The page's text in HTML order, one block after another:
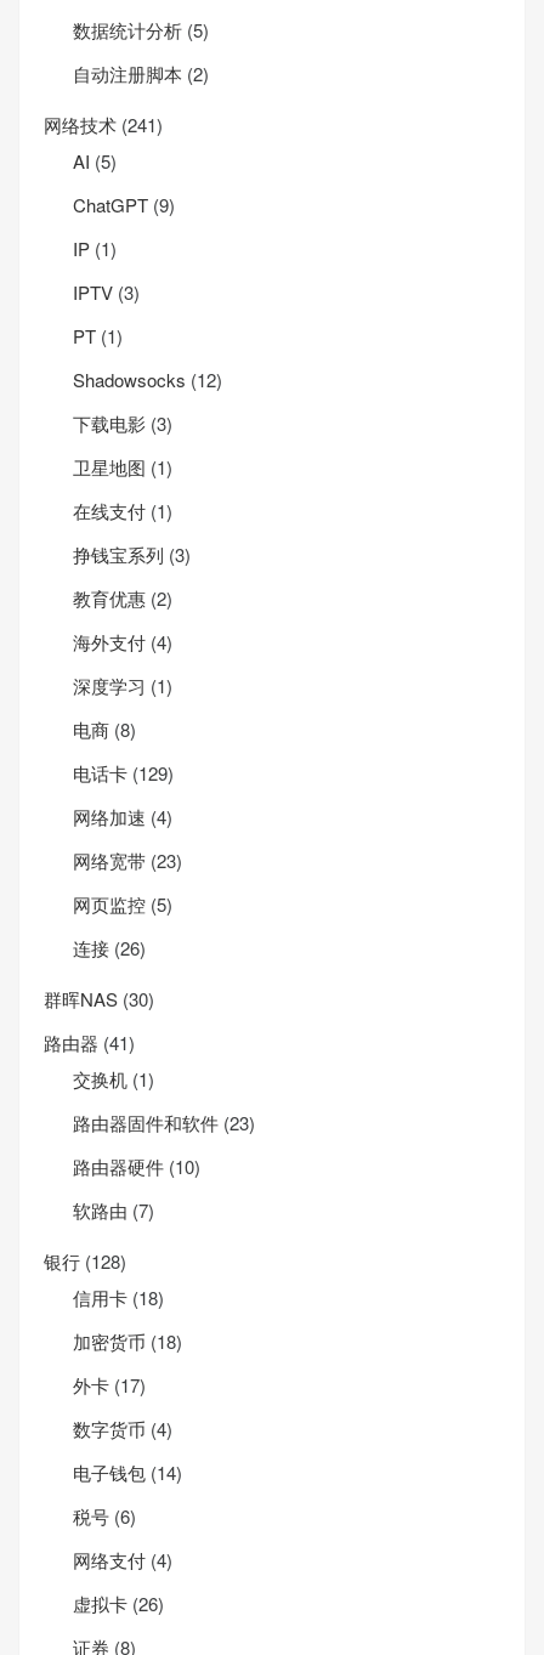
数据统计分析 (5)
自动注册脚本 (2)
网络技术 (241)
AI (5)
ChatGPT (9)
IP (1)
IPTV (3)
PT (1)
Shadowsocks (12)
下载电影 (3)
卫星地图 (1)
在线支付 (1)
挣钱宝系列 (3)
教育优惠 (2)
海外支付 (4)
深度学习 (1)
电商 (8)
电话卡 (129)
网络加速 (4)
网络宽带 (23)
网页监控 (5)
连接 (26)
群晖NAS (30)
路由器 (41)
交换机 (1)
路由器固件和软件 (23)
路由器硬件 (10)
软路由 (7)
银行 (128)
信用卡 (18)
加密货币 (18)
外卡 (17)
数字货币 (4)
电子钱包 (14)
税号 (6)
网络支付 (4)
虚拟卡 (26)
证券 (8)